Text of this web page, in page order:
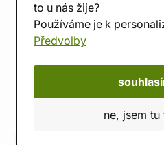
to u nás žije?
Používáme je k
Předvolby
ne, jsem tu
Herna
O nás
Hodnocení obchodu